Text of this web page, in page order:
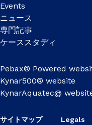
Events
ニュース
専門記事
ケーススタディ
Pebax® Powered
Kynar500® website
KynarAquatec@
サイトマップ Legals